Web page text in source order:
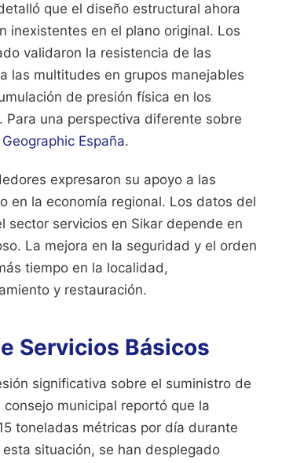
que el diseño estructural ahora
inexistentes en el plano original. Los
validaron la resistencia de las
las multitudes en grupos manejables
de presión física en los
Para una perspectiva diferente sobre
España.
expresaron su apoyo a las
en la economía regional. Los datos del
sector servicios en Sikar depende en
La mejora en la seguridad y el orden
tiempo en la localidad,
y restauración.
Servicios Básicos
significativa sobre el suministro de
municipal reportó que la
toneladas métricas por día durante
situación, se han desplegado